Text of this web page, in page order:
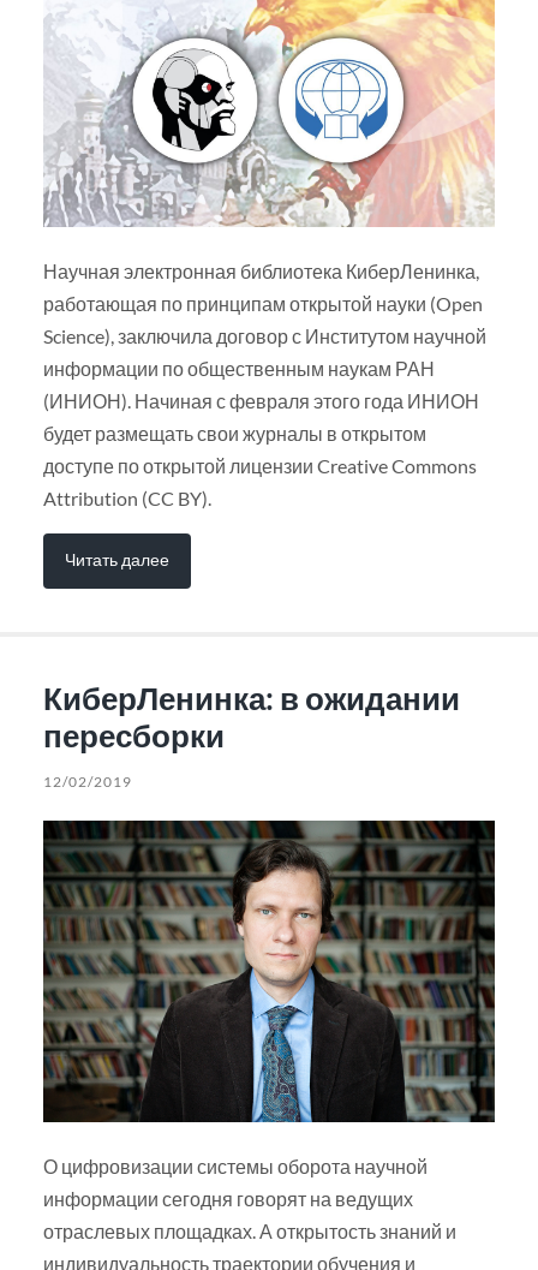
Научная электронная библиотека КиберЛенинка,
работающая по принципам открытой науки (Open
Science), заключила договор с Институтом научной
информации по общественным наукам РАН
(ИНИОН). Начиная с февраля этого года ИНИОН
будет размещать свои журналы в открытом
доступе по открытой лицензии Creative Commons
Attribution (CC BY).
Читать далее
КиберЛенинка: в ожидании
пересборки
12/02/2019
О цифровизации системы оборота научной
информации сегодня говорят на ведущих
отраслевых площадках. А открытость знаний и
индивидуальность траектории обучения и